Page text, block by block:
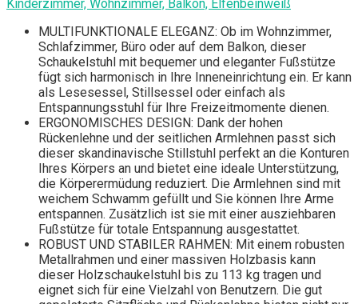
Kinderzimmer, Wohnzimmer, Balkon, Elfenbeinweiß
MULTIFUNKTIONALE ELEGANZ: Ob im Wohnzimmer,
Schlafzimmer, Büro oder auf dem Balkon, dieser
Schaukelstuhl mit bequemer und eleganter Fußstütze
fügt sich harmonisch in Ihre Inneneinrichtung ein. Er kann
als Lesesessel, Stillsessel oder einfach als
Entspannungsstuhl für Ihre Freizeitmomente dienen.
ERGONOMISCHES DESIGN: Dank der hohen
Rückenlehne und der seitlichen Armlehnen passt sich
dieser skandinavische Stillstuhl perfekt an die Konturen
Ihres Körpers an und bietet eine ideale Unterstützung,
die Körperermüdung reduziert. Die Armlehnen sind mit
weichem Schwamm gefüllt und Sie können Ihre Arme
entspannen. Zusätzlich ist sie mit einer ausziehbaren
Fußstütze für totale Entspannung ausgestattet.
ROBUST UND STABILER RAHMEN: Mit einem robusten
Metallrahmen und einer massiven Holzbasis kann
dieser Holzschaukelstuhl bis zu 113 kg tragen und
eignet sich für eine Vielzahl von Benutzern. Die gut